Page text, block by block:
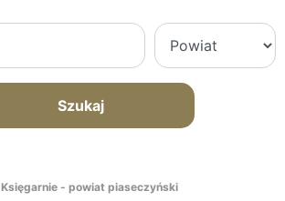
Szukaj
Księgarnie - powiat piaseczyński